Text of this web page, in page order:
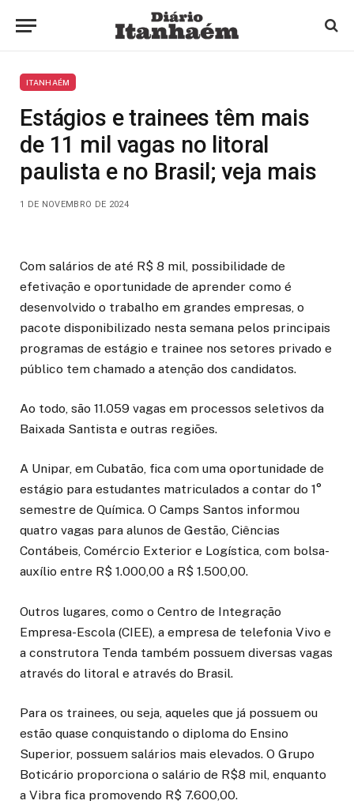
ITANHAÉM
Estágios e trainees têm mais
de 11 mil vagas no litoral
paulista e no Brasil; veja mais
1 DE NOVEMBRO DE 2024
Com salários de até R$ 8 mil, possibilidade de
efetivação e oportunidade de aprender como é
desenvolvido o trabalho em grandes empresas, o
pacote disponibilizado nesta semana pelos principais
programas de estágio e trainee nos setores privado e
público tem chamado a atenção dos candidatos.
Ao todo, são 11.059 vagas em processos seletivos da
Baixada Santista e outras regiões.
A Unipar, em Cubatão, fica com uma oportunidade de
estágio para estudantes matriculados a contar do 1°
semestre de Química. O Camps Santos informou
quatro vagas para alunos de Gestão, Ciências
Contábeis, Comércio Exterior e Logística, com bolsa-
auxílio entre R$ 1.000,00 a R$ 1.500,00.
Outros lugares, como o Centro de Integração
Empresa-Escola (CIEE), a empresa de telefonia Vivo e
a construtora Tenda também possuem diversas vagas
através do litoral e através do Brasil.
Para os trainees, ou seja, aqueles que já possuem ou
estão quase conquistando o diploma do Ensino
Superior, possuem salários mais elevados. O Grupo
Boticário proporciona o salário de R$8 mil, enquanto
a Vibra fica promovendo R$ 7.600,00.